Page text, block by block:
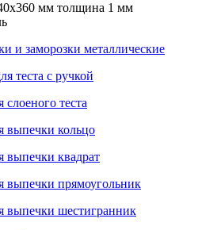
мм толщина 1 мм
и заморозки металлические
теста с ручкой
теста
выпечки кольцо
квадрат
прямоугольник
выпечки шестигранник